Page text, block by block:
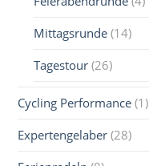
Mittagsrunde (14)
Tagestour (26)
Cycling Performance (1)
Expertengelaber (28)